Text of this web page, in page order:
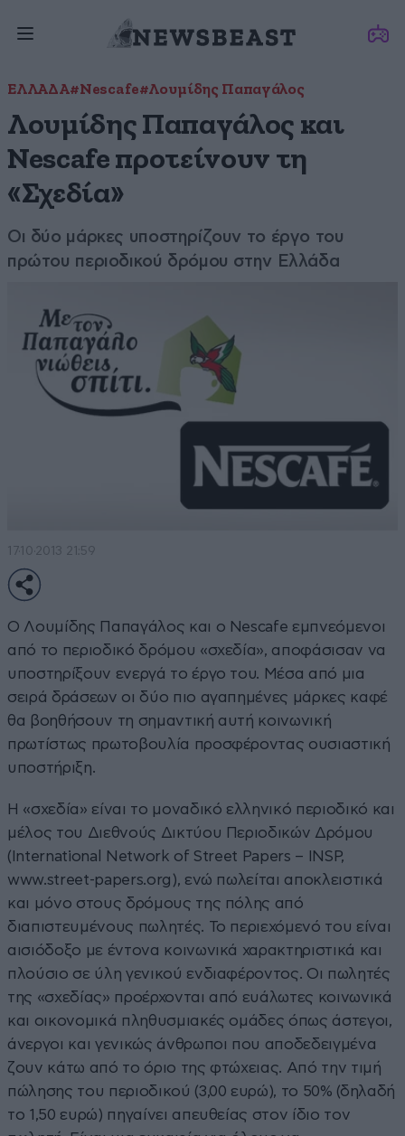
ΕΛΛΑΔΑ#Nescafe#Λουμίδης Παπαγάλος
Λουμίδης Παπαγάλος και
Nescafe προτείνουν τη
«Σχεδία»
Οι δύο μάρκες υποστηρίζουν το έργο του
πρώτου περιοδικού δρόμου στην Ελλάδα
17·10·2013 21:59
Ο Λουμίδης Παπαγάλος και ο Nescafe εμπνεόμενοι
από το περιοδικό δρόμου «σχεδία», αποφάσισαν να
υποστηρίξουν ενεργά το έργο του. Μέσα από μια
σειρά δράσεων οι δύο πιο αγαπημένες μάρκες καφέ
θα βοηθήσουν τη σημαντική αυτή κοινωνική
πρωτίστως πρωτοβουλία προσφέροντας ουσιαστική
υποστήριξη.
Η «σχεδία» είναι το μοναδικό ελληνικό περιοδικό και
μέλος του Διεθνούς Δικτύου Περιοδικών Δρόμου
(International Network of Street Papers – INSP,
www.street-papers.org), ενώ πωλείται αποκλειστικά
και μόνο στους δρόμους της πόλης από
διαπιστευμένους πωλητές. Το περιεχόμενό του είναι
αισιόδοξο με έντονα κοινωνικά χαρακτηριστικά και
πλούσιο σε ύλη γενικού ενδιαφέροντος. Οι πωλητές
της «σχεδίας» προέρχονται από ευάλωτες κοινωνικά
και οικονομικά πληθυσμιακές ομάδες όπως άστεγοι,
άνεργοι και γενικώς άνθρωποι που αποδεδειγμένα
ζουν κάτω από το όριο της φτώχειας. Από την τιμή
πώλησης του περιοδικού (3,00 ευρώ), το 50% (δηλαδή
το 1,50 ευρώ) πηγαίνει απευθείας στον ίδιο τον